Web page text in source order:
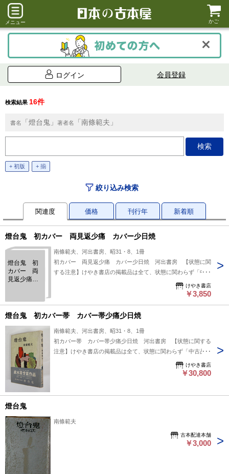
メニュー かご
ログイン 会員登録
検索結果 16件
書名 「燈台鬼」 著者名 「南條範夫」
+ 初版 + 揃
絞り込み検索
関連度 価格 刊行年 新着順
燈台鬼 初カバー 両見返少痛 カバー少日焼
燈台鬼 初
カバー 両
見返少痛
南條範夫、河出書房、昭31・8、1冊
初カバー 両見返少痛 カバー少日焼 河出書房 【状態に関
する注意】けやき書店の掲載品は全て、状態に関わらず「中古
品（並）」と表示されています。「日本の古本屋」は６段階の
「状態」表記が必須となりましたが、当店の扱う商品の特質
欄の「中古品（並）」という表現は考慮にいれないで下さい。
い。状態表記の無いものは特に問題なく良好とお考え下さ
い。:
けやき書店
￥3,850
燈台鬼 初カバー帯 カバー帯少痛少日焼
南條範夫、河出書房、昭31・8、1冊
初カバー帯 カバー帯少痛少日焼 河出書房 【状態に関する
注意】けやき書店の掲載品は全て、状態に関わらず「中古品
（並）」と表示されています。「日本の古本屋」は６段階の
「状態」表記が必須となりましたが、当店の扱う商品の特質
い。:
けやき書店
￥30,800
燈台鬼
南條範夫
古本配達本舗
￥3,000